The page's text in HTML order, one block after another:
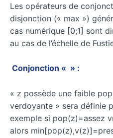
Les opérateurs de
disjonction (« max »)
cas numérique [0;1] sont
au cas de l’échelle de
Conjonction « » :
« z possède une faible
verdoyante » sera définie
exemple si pop(z)=assez
alors